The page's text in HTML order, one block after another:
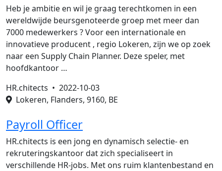
Heb je ambitie en wil je graag terechtkomen in een
wereldwijde beursgenoteerde groep met meer dan
7000 medewerkers ? Voor een internationale en
innovatieve producent , regio Lokeren, zijn we op zoek
naar een Supply Chain Planner. Deze speler, met
hoofdkantoor …
HR.chitects • 2022-10-03
Lokeren, Flanders, 9160, BE
Payroll Officer
HR.chitects is een jong en dynamisch selectie- en
rekruteringskantoor dat zich specialiseert in
verschillende HR-jobs. Met ons ruim klantenbestand en